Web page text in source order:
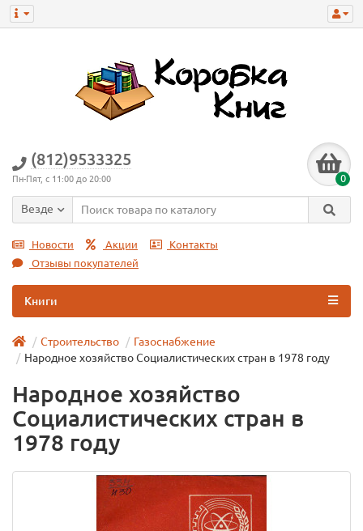
(812)9533325
Пн-Пят, с 11:00 до 20:00 0
Везде
Новости Акции
Контакты
Отзывы покупателей
Книги
Строительство
Газоснабжение
Народное хозяйство Социалистических стран в 1978 году
Народное хозяйство
Социалистических стран в
1978 году